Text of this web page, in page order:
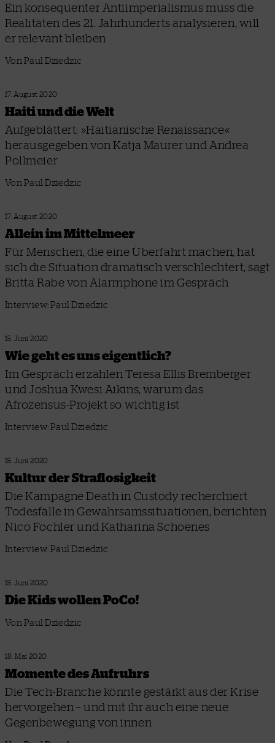
Ein konsequenter Antiimperialismus muss die
Realitäten des 21. Jahrhunderts analysieren, will
er relevant bleiben
Von Paul Dziedzic
17. August 2020
Haiti und die Welt
Aufgeblättert: »Haitianische Renaissance«
herausgegeben von Katja Maurer und Andrea
Pollmeier
Von Paul Dziedzic
17. August 2020
Allein im Mittelmeer
Für Menschen, die eine Überfahrt machen, hat
sich die Situation dramatisch verschlechtert, sagt
Britta Rabe von Alarmphone im Gespräch
Interview: Paul Dziedzic
15. Juni 2020
Wie geht es uns eigentlich?
Im Gespräch erzählen Teresa Ellis Bremberger
und Joshua Kwesi Aikins, warum das
Afrozensus-Projekt so wichtig ist
Interview: Paul Dziedzic
15. Juni 2020
Kultur der Straflosigkeit
Die Kampagne Death in Custody recherchiert
Todesfälle in Gewahrsamssituationen, berichten
Nico Fochler und Katharina Schoenes
Interview: Paul Dziedzic
15. Juni 2020
Die Kids wollen PoCo!
Von Paul Dziedzic
18. Mai 2020
Momente des Aufruhrs
Die Tech-Branche könnte gestärkt aus der Krise
hervorgehen – und mit ihr auch eine neue
Gegenbewegung von innen